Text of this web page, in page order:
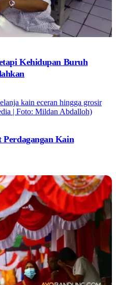
Kehidupan Buruh
Perdagangan Kain